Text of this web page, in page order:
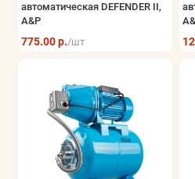
автоматическая DEFENDER II,
A&P
775.00 р./шт